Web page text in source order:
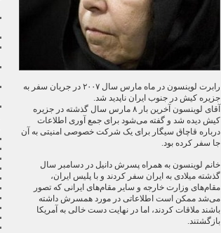
رابرت لوینسون در ماه مارس سال ۲۰۰۷ در جریان سفر به
جزیره کیش در جنوب ایران ناپدید شد.
آقای لوینسون آخرین بار ۸ مارس سال گذشته در جزیره
کیش دیده شد و گفته می‌شود برای جمع آوری اطلاعات
درباره قاچاق سیگار برای یک شرکت خصوصی امنیتی به آن
جا سفر کرده بود.
خانم لوینسون به همراه پسرش دانیل در دسامبر سال
گذشته میلادی به ایران سفر کردند و با پلیس ایران،
مقام‌های وزارت خارجه و سایر مقام‌های ایرانی که تصور
می‌شد ممکن است اطلاعاتی در مورد همسرش داشته
باشند ملاقات کردند، اما در نهایت دست خالی به آمریکا
بازگشتند.